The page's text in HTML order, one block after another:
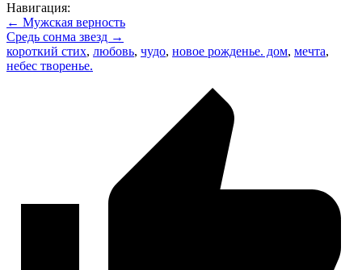
Навигация:
← Мужская верность
Средь сонма звезд →
короткий стих, любовь, чудо, новое рожденье. дом, мечта,
небес творенье.